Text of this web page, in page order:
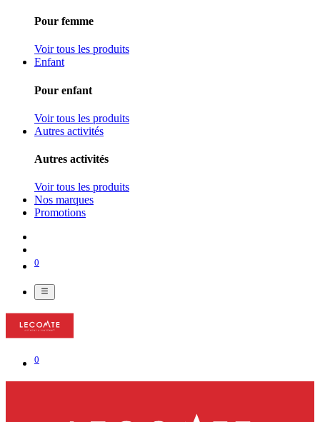
Pour femme
Voir tous les produits
Enfant
Pour enfant
Voir tous les produits
Autres activités
Autres activités
Voir tous les produits
Nos marques
Promotions
0
0